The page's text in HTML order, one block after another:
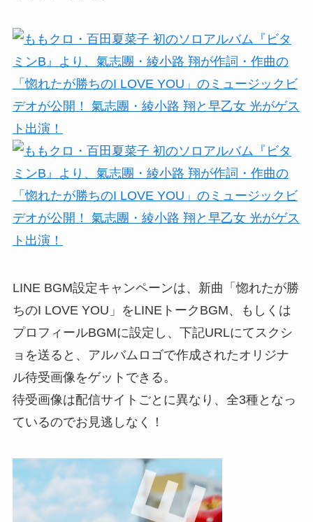
LINE BGM設定キャンペーンは、新曲「惚れたが勝
ちのI LOVE YOU」をLINEトークBGM、もしくは
プロフィールBGMに設定し、下記URLにてスクシ
ョを送ると、アルバムロゴで作成されたオリジナ
ル待受画像をゲットできる。
待受画像は配信サイトごとに異なり、全3種となっ
ているのでお見逃しなく！